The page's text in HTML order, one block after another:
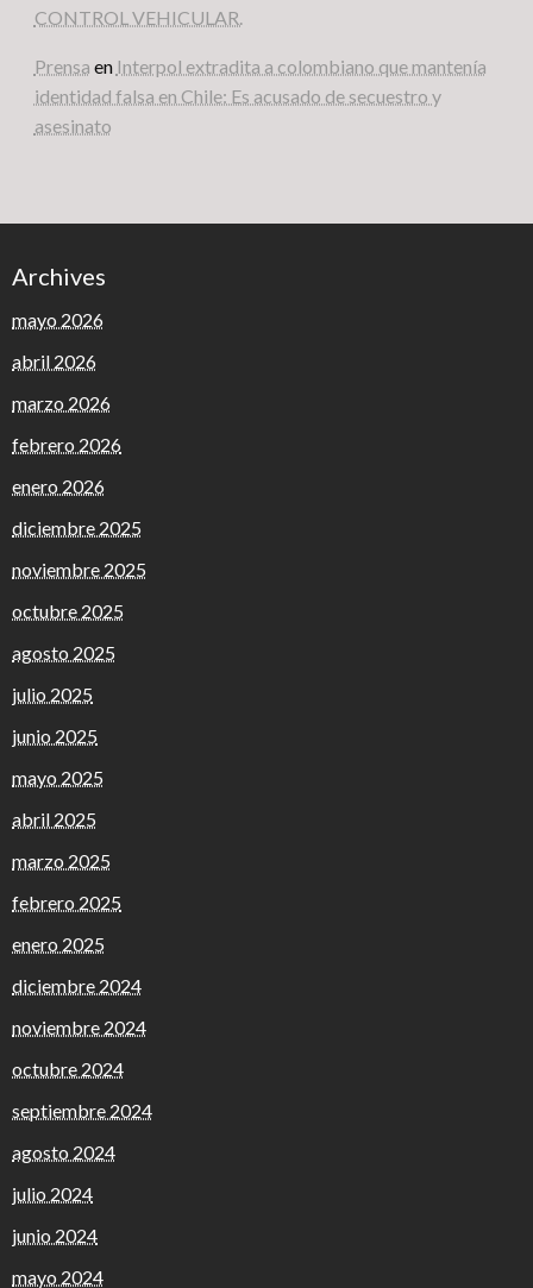
CONTROL VEHICULAR.
Prensa en Interpol extradita a colombiano que mantenía
identidad falsa en Chile: Es acusado de secuestro y
asesinato
Archives
mayo 2026
abril 2026
marzo 2026
febrero 2026
enero 2026
diciembre 2025
noviembre 2025
octubre 2025
agosto 2025
julio 2025
junio 2025
mayo 2025
abril 2025
marzo 2025
febrero 2025
enero 2025
diciembre 2024
noviembre 2024
octubre 2024
septiembre 2024
agosto 2024
julio 2024
junio 2024
mayo 2024